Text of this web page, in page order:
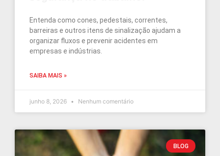
Entenda como cones, pedestais, correntes,
barreiras e outros itens de sinalização ajudam a
organizar fluxos e prevenir acidentes em
empresas e indústrias.
SAIBA MAIS »
junho 8, 2026 Nenhum comentário
BLOG